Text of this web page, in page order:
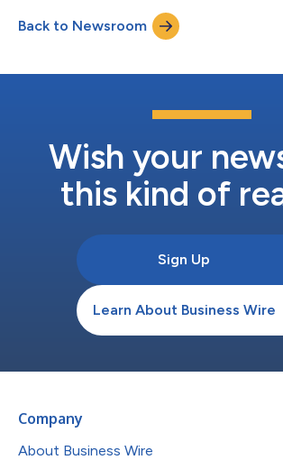
https://vimeo.com/458617443 ジョイスの目
ンサー、AIアルゴリズムの改良によって周囲の
認識しやすくなるように、コミュニティーに
のような複雑なタスクの実現を支援するため
ます。この「ジョイス・イン・ア・ボックス
周囲環境の2D半球映像、3D両眼視半球映像、
3台備えられています。これはdata-in-picture
様なセ...
Back to Newsroom
Wish your
this kind of
Sign Up
Learn About Business Wire
Company
About Business Wire